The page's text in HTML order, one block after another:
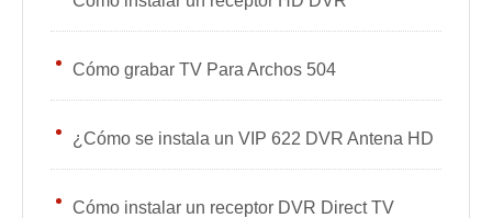
Cómo grabar TV Para Archos 504
¿Cómo se instala un VIP 622 DVR Antena HD
Cómo instalar un receptor DVR Direct TV